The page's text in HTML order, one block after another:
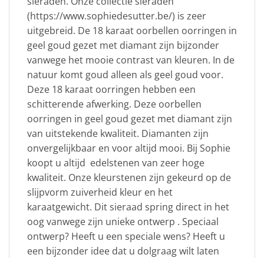
(https://www.sophiedesutter.be/) is zeer
uitgebreid. De 18 karaat oorbellen oorringen in
geel goud gezet met diamant zijn bijzonder
vanwege het mooie contrast van kleuren. In de
natuur komt goud alleen als geel goud voor.
Deze 18 karaat oorringen hebben een
schitterende afwerking. Deze oorbellen
oorringen in geel goud gezet met diamant zijn
van uitstekende kwaliteit. Diamanten zijn
onvergelijkbaar en voor altijd mooi. Bij Sophie
koopt u altijd edelstenen van zeer hoge
kwaliteit. Onze kleurstenen zijn gekeurd op de
slijpvorm zuiverheid kleur en het
karaatgewicht. Dit sieraad spring direct in het
oog vanwege zijn unieke ontwerp . Speciaal
ontwerp? Heeft u een speciale wens? Heeft u
een bijzonder idee dat u dolgraag wilt laten